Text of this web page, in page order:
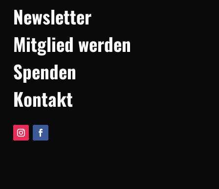
Newsletter
Mitglied werden
Spenden
Kontakt